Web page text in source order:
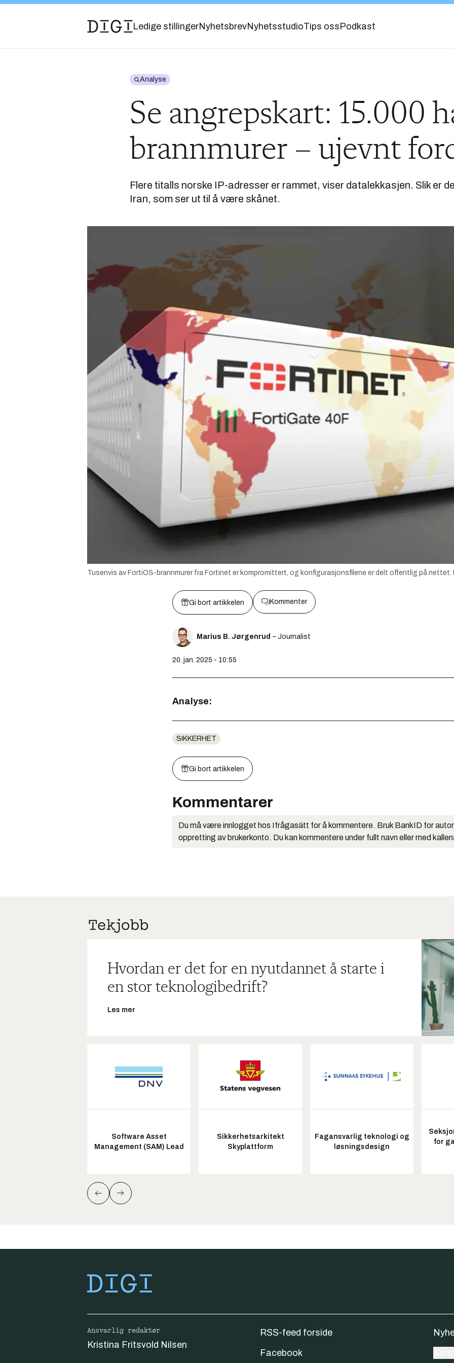
Ledige stillingerNyhetsbrevNyhetsstudioTips oss Podkast
Analyse
Se angrepskart: 15.000
brannmurer – ujevnt
Flere titalls norske IP-adresser er rammet, viser datalekkasjen. Slik er
Iran, som ser ut til å være skånet.
Tusenvis av FortiOS-brannmurer fra Fortinet er kompromittert, og konfigurasjonsfilene er delt offentlig på nettet.
Gi bort artikkelen Kommenter
Marius B. Jørgenrud – Journalist
20. jan. 2025 - 10:55
Analyse:
SIKKERHET
Gi bort artikkelen
Kommentarer
Du må være innlogget hos Ifrågasätt for å kommentere. Bruk BankID for
oppretting av brukerkonto. Du kan kommentere under fullt navn eller med
Hvordan er det for en nyutdannet å starte i
en stor teknologibedrift?
Les mer
Software Asset
Management (SAM) Lead
Sikkerhetsarkitekt
Skyplattform
Fagansvarlig teknologi og
løsningsdesign
for
Ansvarlig redaktør
Kristina Fritsvold Nilsen
RSS-feed forside
Facebook